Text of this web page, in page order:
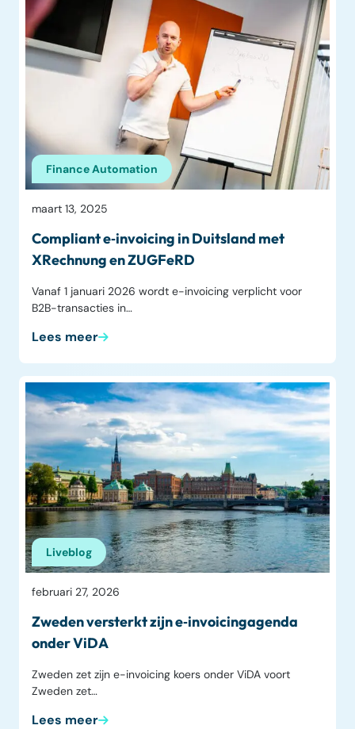
Finance Automation
maart 13, 2025
Compliant e‑invoicing in Duitsland met
XRechnung en ZUGFeRD
Vanaf 1 januari 2026 wordt e-invoicing verplicht voor
B2B-transacties in…
Lees meer
Liveblog
februari 27, 2026
Zweden versterkt zijn e‑invoicingagenda
onder ViDA
Zweden zet zijn e-invoicing koers onder ViDA voort
Zweden zet…
Lees meer